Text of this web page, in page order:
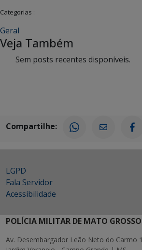
Categorias :
Geral
Veja Também
Sem posts recentes disponíveis.
Compartilhe:
LGPD
Fala Servidor
Acessibilidade
POLÍCIA MILITAR DE MATO
Av. Desembargador Leão Neto do Carmo